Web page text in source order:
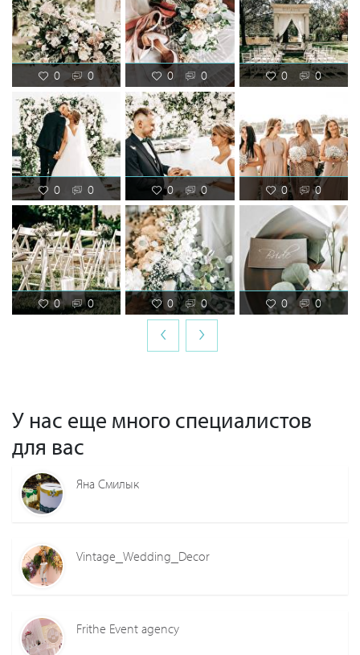
0 0 0 0 0 0
0 0 0 0 0 0
0 0 0 0 0 0
‹ ›
У нас еще много специалистов
для вас
Яна Смилык
Vintage_Wedding_Decor
Frithe Event agency